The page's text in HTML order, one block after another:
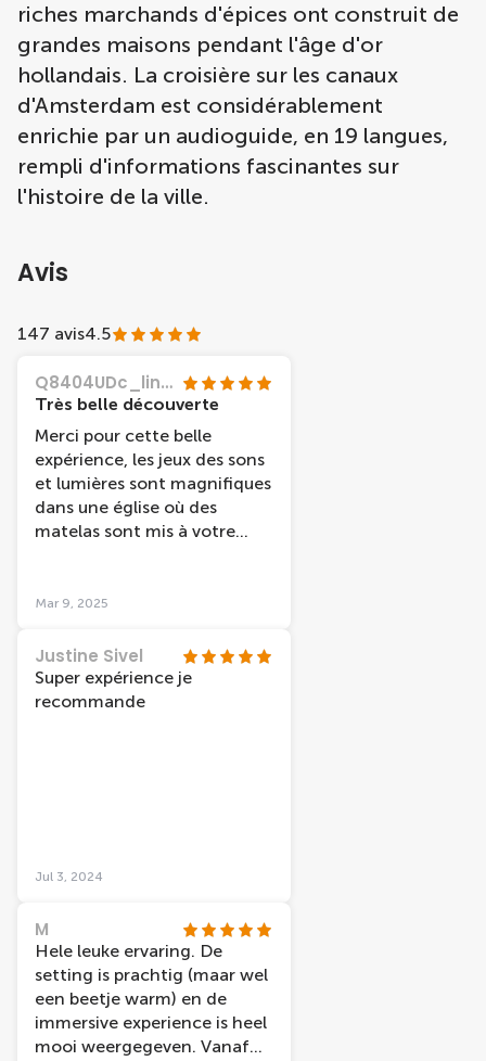
riches marchands d'épices ont construit de
grandes maisons pendant l'âge d'or
hollandais. La croisière sur les canaux
d'Amsterdam est considérablement
enrichie par un audioguide, en 19 langues,
rempli d'informations fascinantes sur
l'histoire de la ville.
Avis
147 avis4.5
Q8404UDc_lineb
Très belle découverte
Merci pour cette belle
expérience, les jeux des sons
et lumières sont magnifiques
dans une église où des
matelas sont mis à votre
Pensez à vous couvrir car il
et le spectacle dure 40mins.
Gustavo est juste
genialissime, très agréable.
attraction. Merciiiii
Mar 9, 2025
Justine Sivel
Super expérience je
recommande
Jul 3, 2024
M
Hele leuke ervaring. De
setting is prachtig (maar wel
een beetje warm) en de
immersive experience is heel
mooi weergegeven. Vanaf